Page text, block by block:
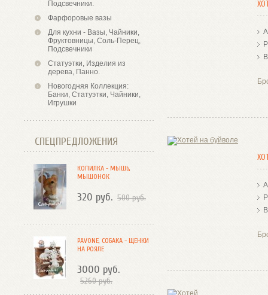
Подсвечники.
Фарфоровые вазы
Для кухни - Вазы, Чайники,
Фруктовницы, Соль-Перец,
Подсвечники
Статуэтки, Изделия из
дерева, Панно.
Новогодняя Коллекция:
Банки, Статуэтки, Чайники,
Игрушки
СПЕЦПРЕДЛОЖЕНИЯ
КОПИЛКА - МЫШЬ,
МЫШОНОК
320 руб. 500 руб.
PAVONE, СОБАКА - ЩЕНКИ
НА РОЯЛЕ
3000 руб.
5260 руб.